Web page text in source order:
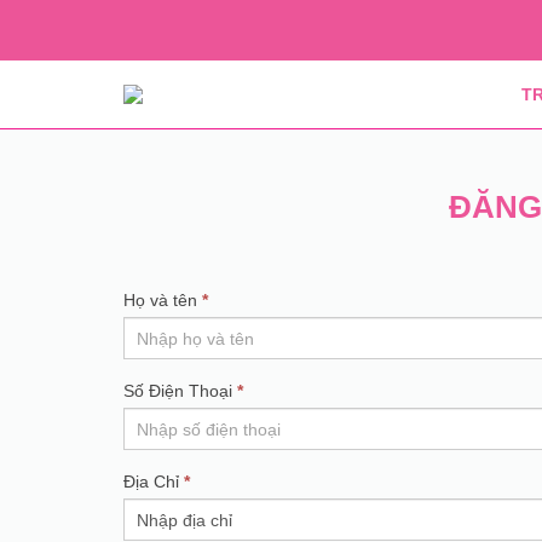
Form
Đăng
Ký
Đại
If
leave
this
blank.
Họ và tên *
Số Điện Thoại *
Địa Chỉ *